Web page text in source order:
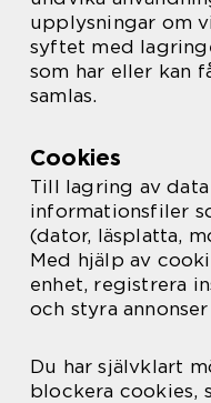
upplysningar om
syftet med
som har eller kan
samlas.
Cookies
Till lagring av
informationsfiler
(dator, läsplatta,
Med hjälp av
enhet, registrera
och styra annonser
Du har självklart
blockera cookies,